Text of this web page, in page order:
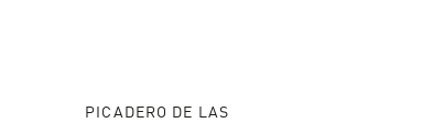
PICADERO DE LAS